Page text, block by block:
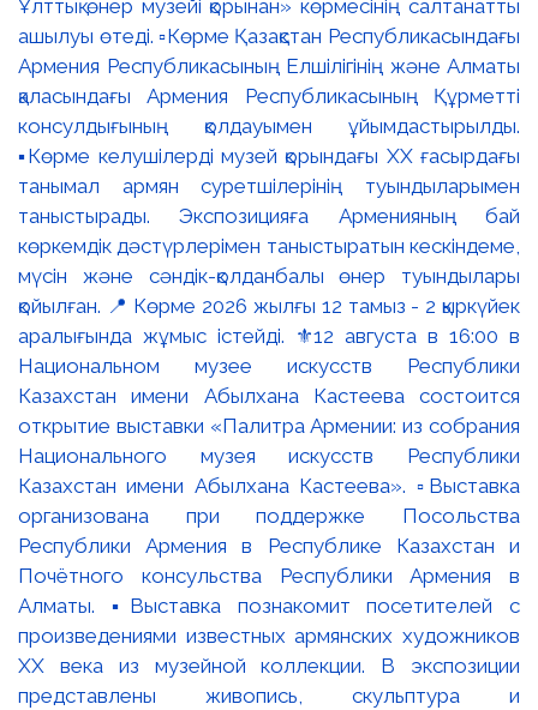
Ұлттық өнер музейі қорынан» көрмесінің салтанатты
ашылуы өтеді. ▫️Көрме Қазақстан Республикасындағы
Армения Республикасының Елшілігінің және Алматы
қаласындағы Армения Республикасының Құрметті
консулдығының қолдауымен ұйымдастырылды.
▪️Көрме келушілерді музей қорындағы ХХ ғасырдағы
танымал армян суретшілерінің туындыларымен
таныстырады. Экспозицияға Арменияның бай
көркемдік дәстүрлерімен таныстыратын кескіндеме,
мүсін және сәндік-қолданбалы өнер туындылары
қойылған. 📍 Көрме 2026 жылғы 12 тамыз - 2 қыркүйек
аралығында жұмыс істейді. ⚜️12 августа в 16:00 в
Национальном музее искусств Республики
Казахстан имени Абылхана Кастеева состоится
открытие выставки «Палитра Армении: из собрания
Национального музея искусств Республики
Казахстан имени Абылхана Кастеева». ▫️Выставка
организована при поддержке Посольства
Республики Армения в Республике Казахстан и
Почётного консульства Республики Армения в
Алматы. ▪️Выставка познакомит посетителей с
произведениями известных армянских художников
XX века из музейной коллекции. В экспозиции
представлены живопись, скульптура и